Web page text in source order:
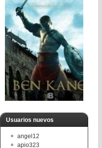
Usuarios nuevos
angel12
apio323